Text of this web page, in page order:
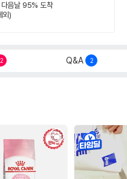
다음날 95% 도착
외)
Q&A 2